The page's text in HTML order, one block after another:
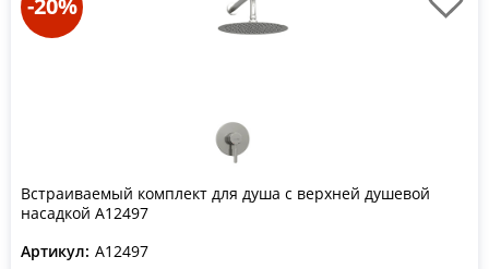
-20%
Встраиваемый комплект для душа с верхней душевой
насадкой A12497
Артикул: A12497